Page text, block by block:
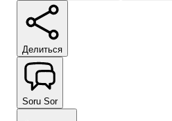
Делиться
Soru Sor